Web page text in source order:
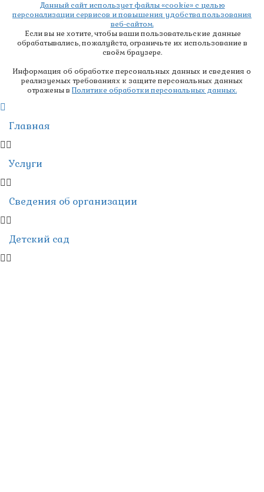
Данный сайт использует файлы «cookie» с целью
персонализации сервисов и повышения удобства пользования
веб-сайтом.
Если вы не хотите, чтобы ваши пользовательские данные
обрабатывались, пожалуйста, ограничьте их использование в
своём браузере.
Информация об обработке персональных данных и сведения о
реализуемых требованиях к защите персональных данных
отражены в Политике обработки персональных данных.
Главная
Услуги
Сведения об организации
Детский сад